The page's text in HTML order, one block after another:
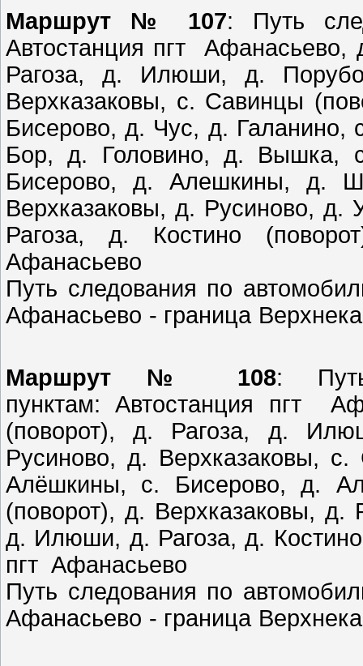
Маршрут № 107: Путь
Автостанция пгт Афанасьево,
Рагоза, д. Илюши, д.
Верхказаковы, с. Савинцы
Бисерово, д. Чус, д. Галанино,
Бор, д. Головино, д. Вышка,
Бисерово, д. Алешкины, д.
Верхказаковы, д. Русиново,
Рагоза, д. Костино
Афанасьево
Путь следования по
Афанасьево -
Маршрут № 108:
пунктам: Автостанция пгт
(поворот), д. Рагоза, д.
Русиново, д. Верхказаковы,
Алёшкины, с. Бисерово, д.
(поворот), д. Верхказаковы,
д. Илюши, д. Рагоза, д.
пгт Афанасьево
Путь следования по
Афанасьево -